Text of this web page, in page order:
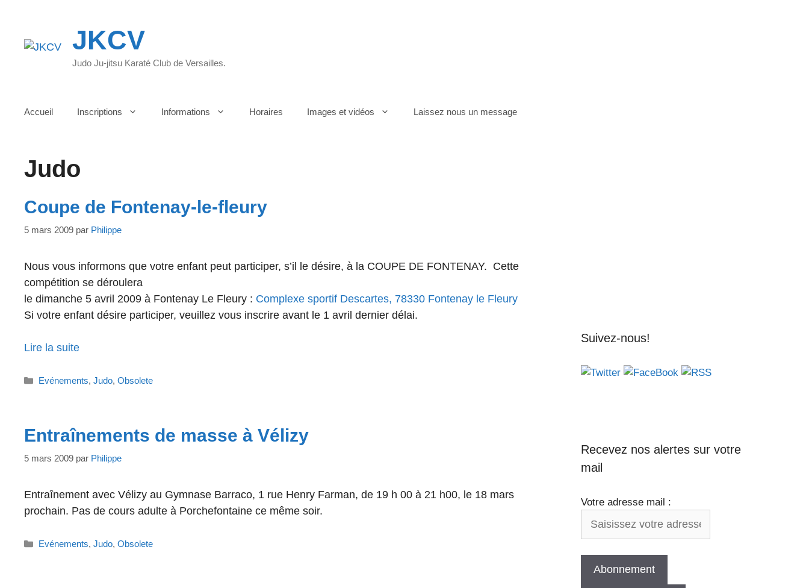
contenu
JKCV
Judo Ju-jitsu Karaté Club de Versailles.
Accueil Inscriptions Informations Horaires Images et vidéos Laissez nous un message
Judo
Coupe de Fontenay-le-fleury
5 mars 2009 par Philippe
Nous vous informons que votre enfant peut participer, s’il le désire, à la COUPE DE FONTENAY. Cette
compétition se déroulera
le dimanche 5 avril 2009 à Fontenay Le Fleury : Complexe sportif Descartes, 78330 Fontenay le Fleury
Si votre enfant désire participer, veuillez vous inscrire avant le 1 avril dernier délai.
Lire la suite
Catégories
Evénements,Judo,Obsolete
Entraînements de masse à Vélizy
5 mars 2009 par Philippe
Entraînement avec Vélizy au Gymnase Barraco, 1 rue Henry Farman, de 19 h 00 à 21 h00, le 18 mars
prochain. Pas de cours adulte à Porchefontaine ce même soir.
Catégories
Evénements,Judo,Obsolete
Suivez-nous!
Recevez nos alertes sur votre
mail
Votre adresse mail :